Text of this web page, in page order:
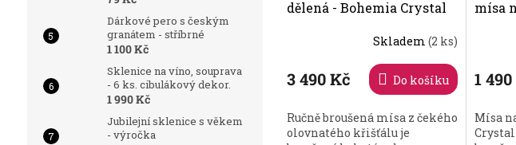
Dárkové pero s českým
granátem - stříbrné
1 100 Kč
Sklenice na víno, souprava
- 6 ks. cibulákový dekor.
1 990 Kč
Jubilejní sklenice s věkem
- výročka
dělená - Bohemia Crystal
Skladem(2 ks)
3 490 Kč Do košíku
Ručně broušená mísa z čekého
olovnatého křišťálu je
mísa
1
Mísa